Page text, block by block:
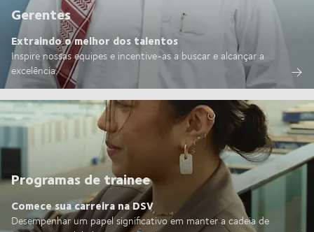
Gerentes
Extraindo o melhor dos talentos
Inspire nossas equipes e incentive-as a buscar e alcançar a
excelência.
Programas de trainee
Comece sua carreira na DSV
Desempenhar um papel significativo em manter a cadeia de